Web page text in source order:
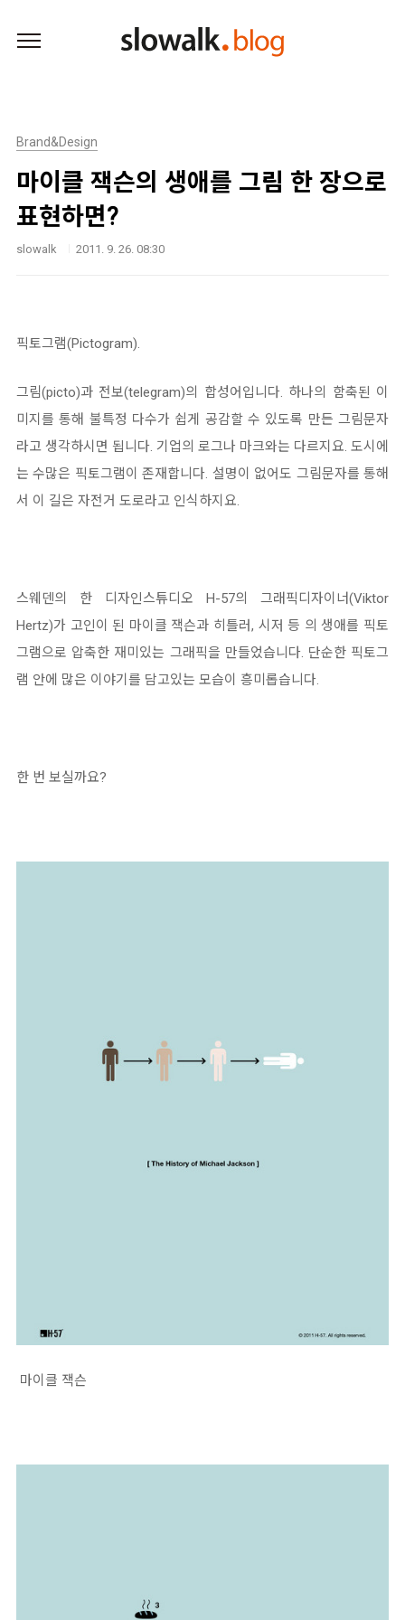
Brand&Design
마이클 잭슨의 생애를 그림 한 장으로
표현하면?
slowalk 2011. 9. 26. 08:30
픽토그램(Pictogram).
그림(picto)과 전보(telegram)의 합성어입니다. 하나의 함축된 이
미지를 통해 불특정 다수가 쉽게 공감할 수 있도록 만든 그림문자
라고 생각하시면 됩니다. 기업의 로그나 마크와는 다르지요. 도시에
는 수많은 픽토그램이 존재합니다. 설명이 없어도 그림문자를 통해
서 이 길은 자전거 도로라고 인식하지요.
스웨덴의 한 디자인스튜디오 H-57의 그래픽디자이너(Viktor
Hertz)가 고인이 된 마이클 잭슨과 히틀러, 시저 등 의 생애를 픽토
그램으로 압축한 재미있는 그래픽을 만들었습니다. 단순한 픽토그
램 안에 많은 이야기를 담고있는 모습이 흥미롭습니다.
한 번 보실까요?
마이클 잭슨